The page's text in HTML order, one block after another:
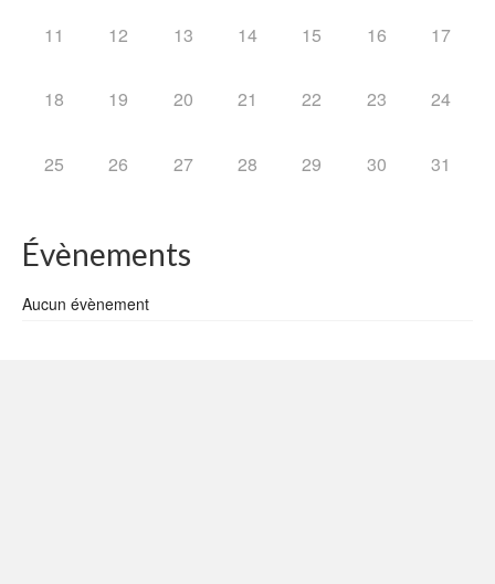
11 12 13 14 15 16 17
18 19 20 21 22 23 24
25 26 27 28 29 30 31
Évènements
Aucun évènement